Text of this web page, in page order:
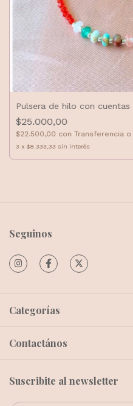
Pulsera de hilo con
$25.000,00
$22.500,00 con Transferencia
3 x $8.333,33 sin interés
Seguinos
Categorías
Contactános
Suscribite al newsletter